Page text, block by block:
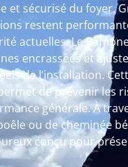
et sécurisé du foyer.
restent
actuelles. Le
encrassées et
de l’installation.
de prévenir les
générale. À
ou de cheminée
conçu pour